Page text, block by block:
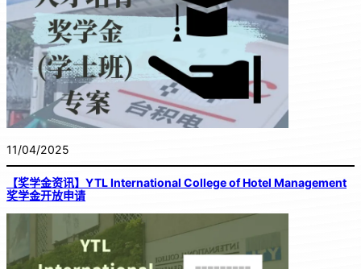
11/04/2025
【奖学金资讯】YTL International College of Hotel Management
奖学金开放申请